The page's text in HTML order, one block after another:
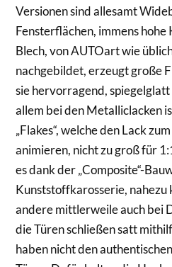
Versionen sind allesamt
Fensterflächen, immens
Blech, von AUTOart wie
nachgebildet, erzeugt große
sie hervorragend,
allem bei den Metalliclacken
„Flakes“, welche den Lack
animieren, nicht zu groß für
es dank der „Composite“-
Kunststoffkarosserie, nahezu
andere mittlerweile auch bei
die Türen schließen satt
haben nicht den